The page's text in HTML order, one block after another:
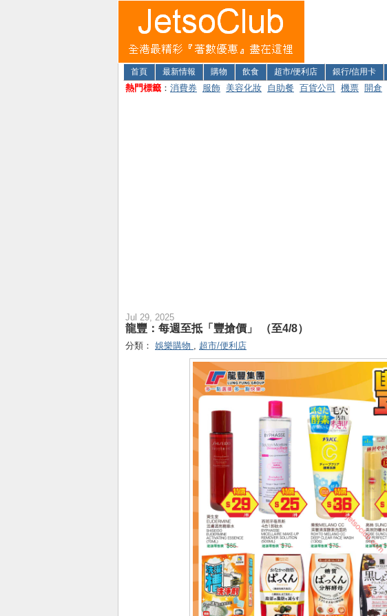
首頁 最新情報 購物 飲食 超市/便利店 銀行/信用卡
熱門標籤 ： 消費券 服飾 美容化妝 自助餐 百貨公司 機票 開倉
Jul 29, 2025
龍豐：每週至抵「豐搶價」 （至4/8）
分類： 娛樂購物 , 超市/便利店